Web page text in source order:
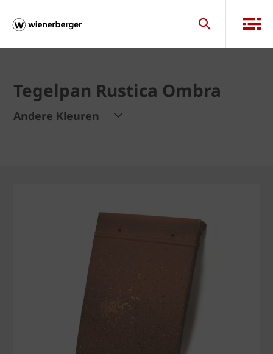
Tegelpan Rustica Ombra
Andere Kleuren